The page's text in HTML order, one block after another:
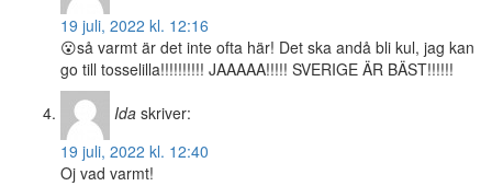
19 juli, 2022 kl. 12:16
😮så varmt är det inte ofta här! Det ska andå bli kul, jag kan
go till tosselilla!!!!!!!!!! JAAAAA!!!!! SVERIGE ÄR BÄST!!!!!!
Ida skriver:
19 juli, 2022 kl. 12:40
Oj vad varmt!